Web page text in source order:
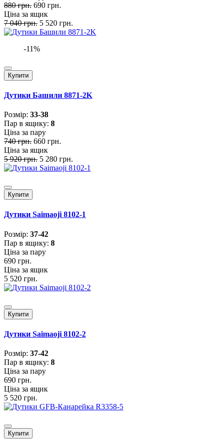
880 грн. 690 грн.
Ціна за ящик
7 040 грн. 5 520 грн.
-11%
Купити
Дутики Башили 8871-2K
Розмiр: 33-38
Пар в ящику: 8
Ціна за пару
740 грн. 660 грн.
Ціна за ящик
5 920 грн. 5 280 грн.
Купити
Дутики Saimaoji 8102-1
Розмiр: 37-42
Пар в ящику: 8
Ціна за пару
690 грн.
Ціна за ящик
5 520 грн.
Купити
Дутики Saimaoji 8102-2
Розмiр: 37-42
Пар в ящику: 8
Ціна за пару
690 грн.
Ціна за ящик
5 520 грн.
Купити